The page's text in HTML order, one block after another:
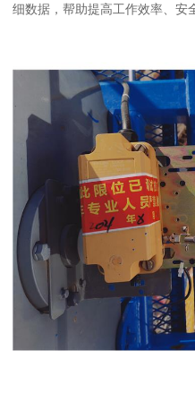
细数据，帮助提高工作效率、安